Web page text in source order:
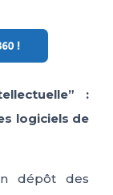
:
logiciels de
dépôt des